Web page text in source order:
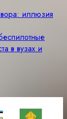
иллюзия
в вузах и